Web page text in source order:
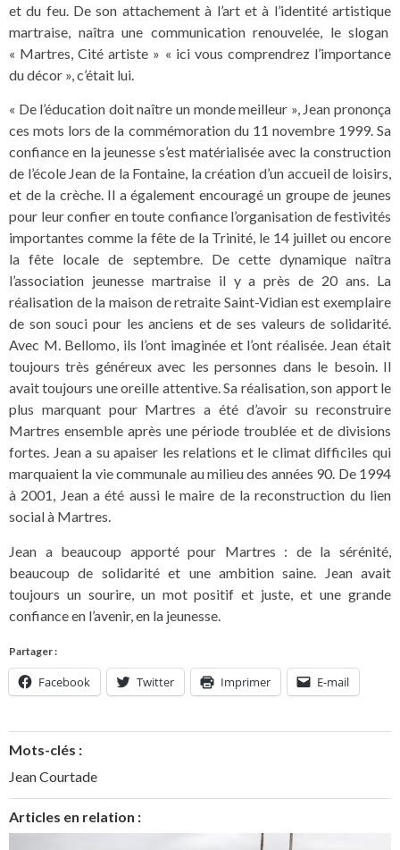
et du feu. De son attachement à l’art et à l’identité artistique
martraise, naîtra une communication renouvelée, le slogan
« Martres, Cité artiste » « ici vous comprendrez l’importance
du décor », c’était lui.
« De l’éducation doit naître un monde meilleur », Jean prononça
ces mots lors de la commémoration du 11 novembre 1999. Sa
confiance en la jeunesse s’est matérialisée avec la construction
de l’école Jean de la Fontaine, la création d’un accueil de loisirs,
et de la crèche. Il a également encouragé un groupe de jeunes
pour leur confier en toute confiance l’organisation de festivités
importantes comme la fête de la Trinité, le 14 juillet ou encore
la fête locale de septembre. De cette dynamique naîtra
l’association jeunesse martraise il y a près de 20 ans. La
réalisation de la maison de retraite Saint-Vidian est exemplaire
de son souci pour les anciens et de ses valeurs de solidarité.
Avec M. Bellomo, ils l’ont imaginée et l’ont réalisée. Jean était
toujours très généreux avec les personnes dans le besoin. Il
avait toujours une oreille attentive. Sa réalisation, son apport le
plus marquant pour Martres a été d’avoir su reconstruire
Martres ensemble après une période troublée et de divisions
fortes. Jean a su apaiser les relations et le climat difficiles qui
marquaient la vie communale au milieu des années 90. De 1994
à 2001, Jean a été aussi le maire de la reconstruction du lien
social à Martres.
Jean a beaucoup apporté pour Martres : de la sérénité,
beaucoup de solidarité et une ambition saine. Jean avait
toujours un sourire, un mot positif et juste, et une grande
confiance en l’avenir, en la jeunesse.
Partager :
Facebook Twitter Imprimer E-mail
Mots-clés :
Jean Courtade
Articles en relation :